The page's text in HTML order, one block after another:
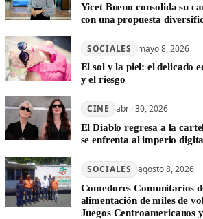
Yicet Bueno consolida su
con una propuesta
SOCIALES mayo 8, 2026
El sol y la piel: el delicado
y el riesgo
CINE abril 30, 2026
El Diablo regresa a la
se enfrenta al imperio
SOCIALES agosto 8, 2026
Comedores Comunitarios
alimentación de miles de
Juegos Centroamericanos